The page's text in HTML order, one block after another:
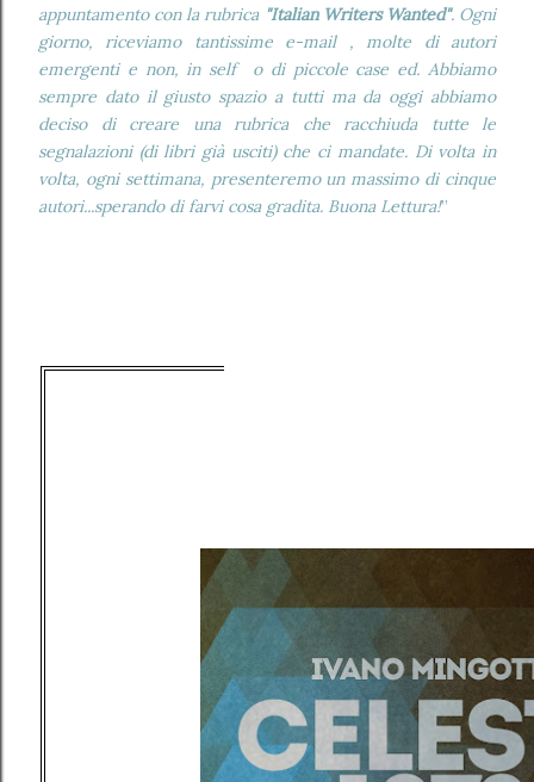
appuntamento con la rubrica "Italian Writers Wanted". Ogni
giorno, riceviamo tantissime e-mail , molte di autori
emergenti e non, in self o di piccole case ed. Abbiamo
sempre dato il giusto spazio a tutti ma da oggi abbiamo
deciso di creare una rubrica che racchiuda tutte le
segnalazioni (di libri già usciti) che ci mandate. Di volta in
volta, ogni settimana, presenteremo un massimo di cinque
autori...sperando di farvi cosa gradita. Buona Lettura!”